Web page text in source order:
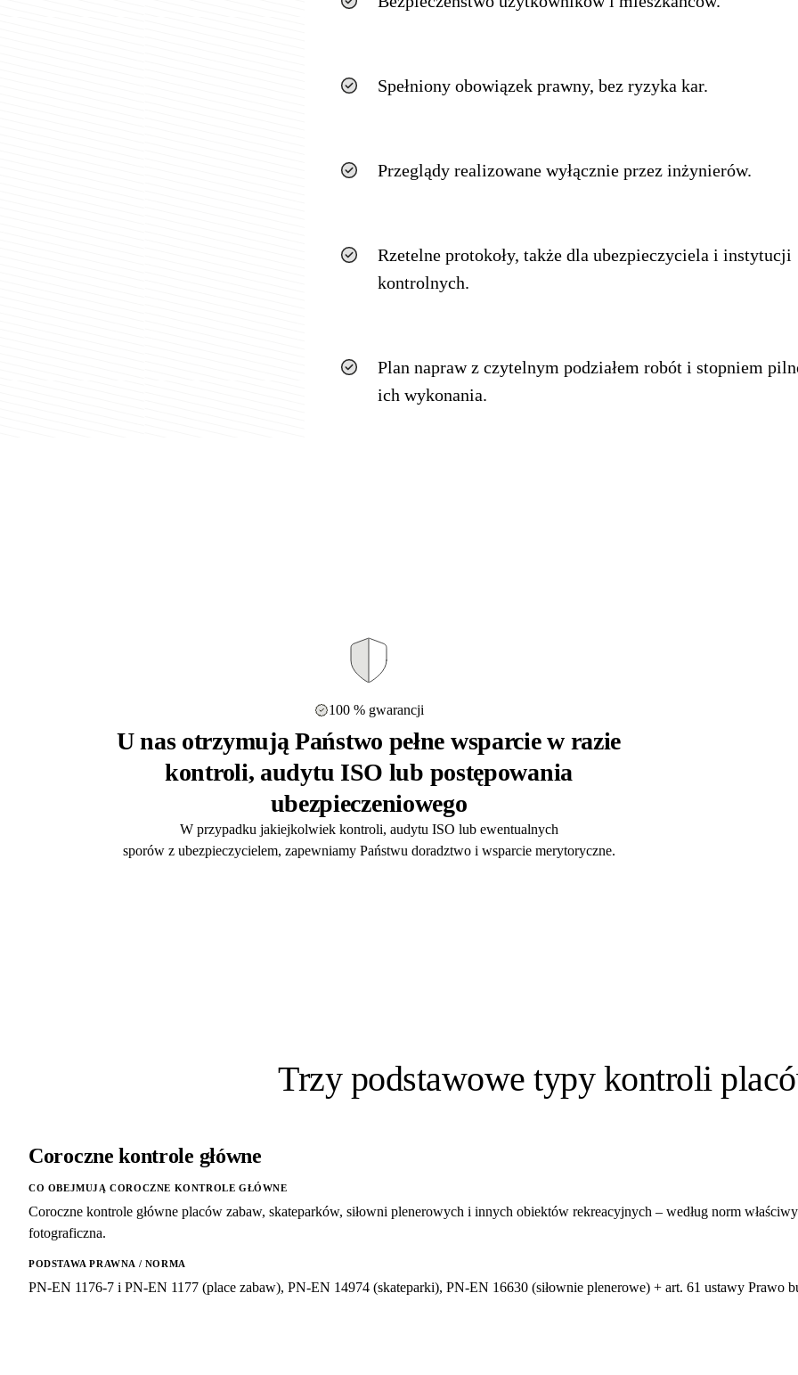
Spełniony obowiązek prawny, bez ryzyka kar.
Przeglądy realizowane wyłącznie przez inżynierów.
Rzetelne protokoły, także dla ubezpieczyciela i instytucji
kontrolnych.
Plan napraw z czytelnym podziałem robót i stopniem
ich wykonania.
100 % gwarancji
U nas otrzymują Państwo pełne wsparcie w razie
kontroli, audytu ISO lub postępowania
ubezpieczeniowego
W przypadku jakiejkolwiek kontroli, audytu ISO lub ewentualnych
sporów z ubezpieczycielem, zapewniamy Państwu doradztwo i wsparcie merytoryczne.
Trzy podstawowe typy kontroli
Coroczne kontrole główne
CO OBEJMUJĄ COROCZNE KONTROLE GŁÓWNE
Coroczne kontrole główne placów zabaw, skateparków, siłowni plenerowych i innych obiektów rekreacyjnych – według norm
fotograficzna.
PODSTAWA PRAWNA / NORMA
PN-EN 1176-7 i PN-EN 1177 (place zabaw), PN-EN 14974 (skateparki), PN-EN 16630 (siłownie plenerowe) + art. 61 ustawy Prawo